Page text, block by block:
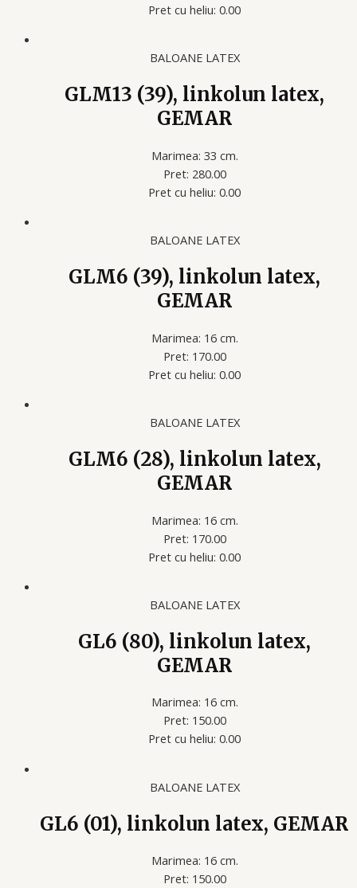
Pret cu heliu: 0.00
BALOANE LATEX
GLM13 (39), linkolun latex,
GEMAR
Marimea: 33 cm.
Pret: 280.00
Pret cu heliu: 0.00
BALOANE LATEX
GLM6 (39), linkolun latex,
GEMAR
Marimea: 16 cm.
Pret: 170.00
Pret cu heliu: 0.00
BALOANE LATEX
GLM6 (28), linkolun latex,
GEMAR
Marimea: 16 cm.
Pret: 170.00
Pret cu heliu: 0.00
BALOANE LATEX
GL6 (80), linkolun latex,
GEMAR
Marimea: 16 cm.
Pret: 150.00
Pret cu heliu: 0.00
BALOANE LATEX
GL6 (01), linkolun latex, GEMAR
Marimea: 16 cm.
Pret: 150.00